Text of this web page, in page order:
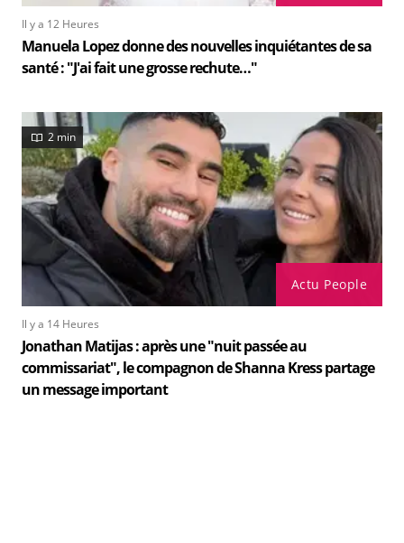
Il y a 12 Heures
Manuela Lopez donne des nouvelles inquiétantes de sa
santé : "J'ai fait une grosse rechute…"
Actu People
2 min
Il y a 14 Heures
Jonathan Matijas : après une "nuit passée au
commissariat", le compagnon de Shanna Kress partage
un message important